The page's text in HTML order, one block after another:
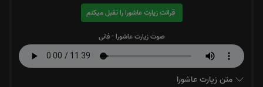
قرائت زیارت عاشورا را تقبل میکنم
صوت زیارت عاشورا - فانی
متن زیارت عاشورا